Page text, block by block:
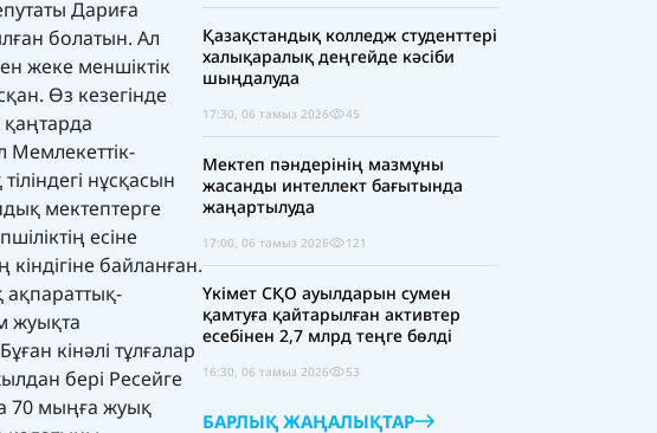
Дариға
болатын. Ал
жеке меншіктік
Өз кезегінде
қаңтарда
Мемлекеттік-
нұсқасын
мектептерге
есіне
байланған.
жуықта
кінәлі тұлғалар
бері Ресейге
70 мыңға жуық
Қазақстандық колледж студенттері
халықаралық деңгейде кәсіби
шыңдалуда
17:30, 06 тамыз 2026 45
Мектеп пәндерінің мазмұны
жасанды интеллект бағытында
жаңартылуда
17:00, 06 тамыз 2026 121
Үкімет СҚО ауылдарын сумен
қамтуға қайтарылған активтер
есебінен 2,7 млрд теңге бөлді
16:30, 06 тамыз 2026 53
БАРЛЫҚ ЖАҢАЛЫҚТАР